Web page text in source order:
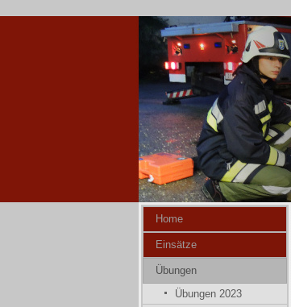
Home
Einsätze
Übungen
Übungen 2023